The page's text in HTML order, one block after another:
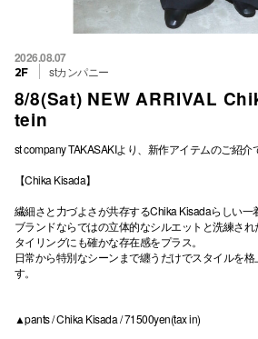
2026.08.07
2F stカンパニー
8/8(Sat) NEW ARRIVAL
tein
st company TAKASAKIより、新作アイテムのご紹介
【Chika Kisada】
繊細さと力づよさが共存するChika Kisadaらしい一
ブランドならではの立体的なシルエットと洗練さ
タイリングにも確かな存在感をプラス。
日常から特別なシーンまで纏うだけでスタイルを
す。
▲pants / Chika Kisada / 71500yen(tax in)